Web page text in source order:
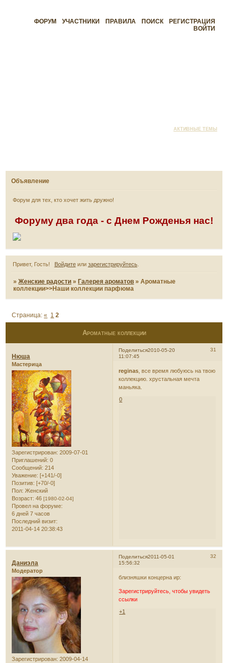
ФОРУМ УЧАСТНИКИ ПРАВИЛА ПОИСК
РЕГИСТРАЦИЯ
ВОЙТИ
АКТИВНЫЕ ТЕМЫ
Объявление
Форум для тех, кто хочет жить дружно!
Форуму два года - с Днем Рожденья нас!
Привет, Гость! Войдитеили зарегистрируйтесь.
»Женские радости » Галерея ароматов »Ароматные
коллекции>>Наши коллекции парфюма
Ароматные коллекции
Страница:« 1 2
Поделиться 31
2010-05-20
11:07:45
Нюша
Мастерица
Зарегистрирован: 2009-07-01
Приглашений: 0
Сообщений: 214
Уважение: [+141/-0]
Позитив: [+70/-0]
Пол: Женский
Возраст: 46[1980-02-04]
Провел на форуме:
6 дней 7 часов
Последний визит:
2011-04-14 20:38:43
reginas , все время любуюсь на твою
коллекцию. хрустальная мечта
маньяка.
0
Поделиться 32
2011-05-01
15:56:32
Даниэла
Модератор
Зарегистрирован: 2009-04-14
близняшки концерна ир:
Зарегистрируйтесь, чтобы увидеть
ссылки
+1